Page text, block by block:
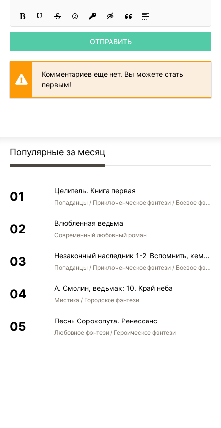
ОТПРАВИТЬ
Комментариев еще нет. Вы можете стать
первым!
Популярные за месяц
Целитель. Книга первая
Попаданцы / Приключенческое фэнтези / Боевое фэнтези
Влюбленная ведьма
Современный любовный роман
Незаконный наследник 1-2. Вспомнить, кем был. Стать собой. Остаться собой
Попаданцы / Приключенческое фэнтези / Боевое фэнтези / Юмористическое фэнтези
А. Смолин, ведьмак: 10. Край неба
Мистика / Городское фэнтези
Песнь Сорокопута. Ренессанс
Любовное фэнтези / Героическое фэнтези